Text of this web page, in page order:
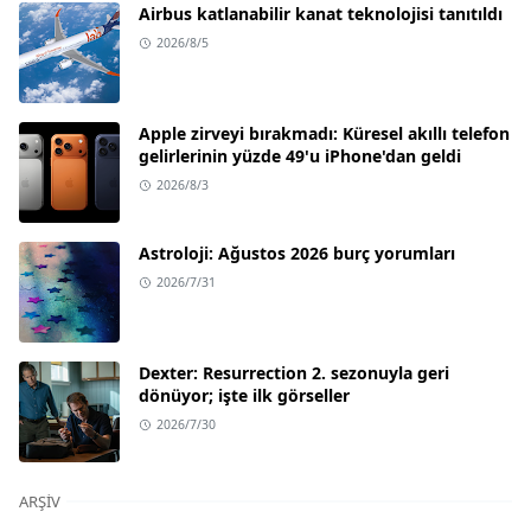
Airbus katlanabilir kanat teknolojisi tanıtıldı
2026/8/5
Apple zirveyi bırakmadı: Küresel akıllı telefon
gelirlerinin yüzde 49'u iPhone'dan geldi
2026/8/3
Astroloji: Ağustos 2026 burç yorumları
2026/7/31
Dexter: Resurrection 2. sezonuyla geri
dönüyor; işte ilk görseller
2026/7/30
ARŞIV